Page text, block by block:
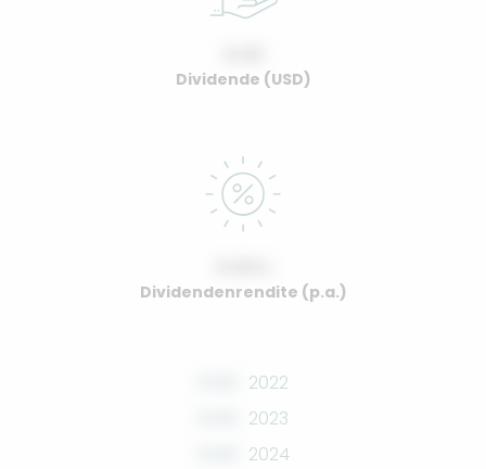
Dividende (USD)
Dividendenrendite (p.a.)
2022
2023
2024